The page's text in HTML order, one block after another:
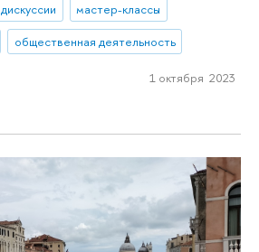
дискуссии
мастер-классы
общественная деятельность
1 октября 2023